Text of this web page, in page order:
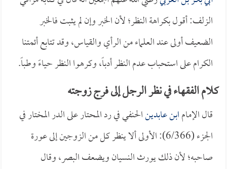
الزلف: أقول بكراهة النظر؛ لأن الخبر وإن لم يثبت فالخبر
الضعيف أولى عند العلماء من الرأي والقياس، وقد تتابع أئمتنا
الكرام على استحباب عدم النظر أدباً، وكرهوا النظر حياءً وطباً.
كلام الفقهاء في نظر الرجل إلى فرج زوجته
قال الإمامابن عابدينالحنفي في رد المحتار على الدر المختار في
الجزء (6/366): الأولى ألا ينظر كل من الزوجين إلى عورة
صاحبه؛ لأن ذلك يورث النسيان ويضعف البصر، وقال